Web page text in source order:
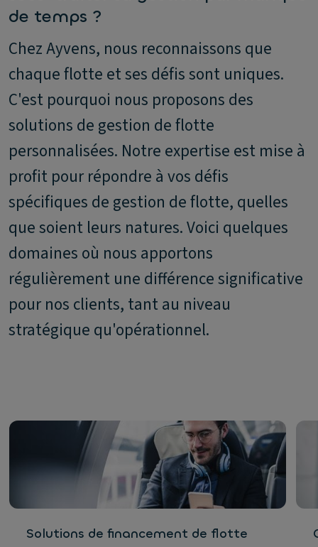
de temps ?
Chez Ayvens, nous reconnaissons que
chaque flotte et ses défis sont uniques.
C'est pourquoi nous proposons des
solutions de gestion de flotte
personnalisées. Notre expertise est mise à
profit pour répondre à vos défis
spécifiques de gestion de flotte, quelles
que soient leurs natures. Voici quelques
domaines où nous apportons
régulièrement une différence significative
pour nos clients, tant au niveau
stratégique qu'opérationnel.
Solutions de financement de flotte